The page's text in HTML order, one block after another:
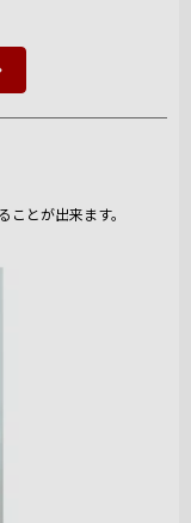
とが出来ます。